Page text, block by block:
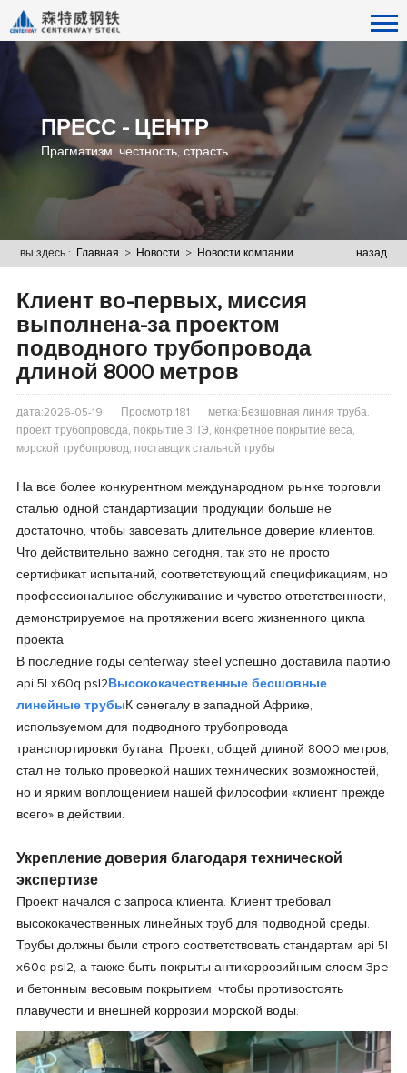
ПРЕСС - ЦЕНТР
Прагматизм, честность, страсть
назад
вы здесь : Главная > Новости > Новости компании
Клиент во-первых, миссия
выполнена-за проектом
подводного трубопровода
длиной 8000 метров
дата:2026-05-19 Просмотр:181
метка:Безшовная линия труба,
проект трубопровода, покрытие 3ПЭ, конкретное покрытие веса,
морской трубопровод, поставщик стальной трубы
На все более конкурентном международном рынке торговли
сталью одной стандартизации продукции больше не
достаточно, чтобы завоевать длительное доверие клиентов.
Что действительно важно сегодня, так это не просто
сертификат испытаний, соответствующий спецификациям, но
профессиональное обслуживание и чувство ответственности,
демонстрируемое на протяжении всего жизненного цикла
проекта.
В последние годы centerway steel успешно доставила партию
api 5l x60q psl2 Высококачественные бесшовные
линейные трубы К сенегалу в западной Африке,
используемом для подводного трубопровода
транспортировки бутана. Проект, общей длиной 8000 метров,
стал не только проверкой наших технических возможностей,
но и ярким воплощением нашей философии «клиент прежде
всего» в действии.
Укрепление доверия благодаря технической
экспертизе
Проект начался с запроса клиента. Клиент требовал
высококачественных линейных труб для подводной среды.
Трубы должны были строго соответствовать стандартам api 5l
x60q psl2, а также быть покрыты антикоррозийным слоем 3pe
и бетонным весовым покрытием, чтобы противостоять
плавучести и внешней коррозии морской воды.